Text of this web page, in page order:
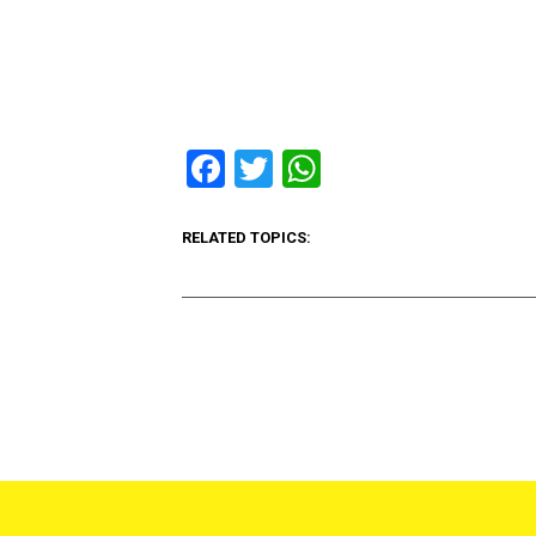
Facebook
Twitter
RELATED TOPICS: